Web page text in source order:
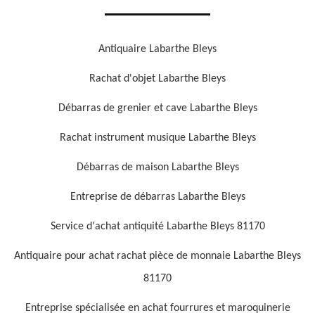
Antiquaire Labarthe Bleys
Rachat d'objet Labarthe Bleys
Débarras de grenier et cave Labarthe Bleys
Rachat instrument musique Labarthe Bleys
Débarras de maison Labarthe Bleys
Entreprise de débarras Labarthe Bleys
Service d'achat antiquité Labarthe Bleys 81170
Antiquaire pour achat rachat pièce de monnaie Labarthe Bleys
81170
Entreprise spécialisée en achat fourrures et maroquinerie